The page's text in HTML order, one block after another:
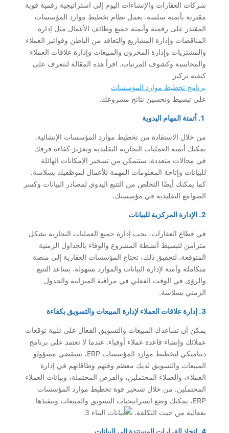
شركات العقارات والإنشاءات اليوم إلى استراتيجية رقمية قوية
مقترنة بأتمتة سلسة. يعمل نظام تخطيط موارد المؤسسات
المقتدر على رقمنة وأتمتة جميع وظائف الأعمال مثل إدارة
المناقصات وإدارة المشاريع والتعاقد من الباطن وفواتير العملاء
والمشتريات وإدارة المخزون والمبيعات وإدارة علاقات العملاء
والمحاسبة وكشوف المرتبات. اقرأ هذه المقالة لتتعرف على
كيفية تركيز
برنامج تخطيط موارد المؤسسات
على تبسيط وتحسين نتائج مشروعك.
1. أتمتة المهام اليدوية
من خلال الاستفادة من تخطيط موارد المؤسسات الإنشائية،
يمكنك أتمتة العمليات التجارية التقليدية وتعزيز كفاءة فرقك
في مجالات متعددة. ستتمكن من تسخير الإمكانات الهائلة
للبيانات وإتاحة المعلومات المهمة للأعمال لموظفيك بسلاسة.
كما يمكنك أيضًا التخلص من التتبع اليدوي لمصادر البيانات وكسر
الصوامع التقليدية في مؤسستك.
2. الإدارة المركزية للبيانات
في قطاع العقارات، يجب إدارة جميع العمليات التجارية بشكل
متزامن لتبسيط أنشطة المشروع والوفاء بالجداول الزمنية
المتوقعة. لتحقيق ذلك، تحتاج المؤسسات العقارية إلى منصة
متكاملة وآمنة لإدارة البيانات والموارد بسهولة. يساعد التتبع
والرؤى في الوقت الفعلي في مراقبة الميزانية والجدول
الزمني بسلاسة.
3. إدارة علاقات العملاء لإدارة المبيعات والتسويق بكفاءة
يمكن أن تساعدك المبيعات والتسويق الفعال على تلبية توقعات
عملائك وإنشاء قاعدة عملاء أوفياء. عندما لا تعتمد على برنامج
ديناميكي لتخطيط موارد المؤسسات ERP، سيقضي مسؤولو
المبيعات والتسويق لديك معظم وقتهم وطاقاتهم في إدارة
العملاء، والعملاء المحتملين، والفرص المحتملة، وبيانات العملاء
المحتملين. من خلال تسخير قوة تخطيط موارد المؤسسات
ERP، يمكنك وضع استراتيجيات التسويق والمبيعات وتنفيذها
بفعالية من حيث التكلفة.
4. اتخاذ القرارات المستندة إلى البيانات